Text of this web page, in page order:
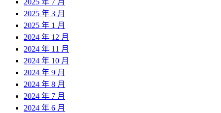
2025 年 7 月
2025 年 3 月
2025 年 1 月
2024 年 12 月
2024 年 11 月
2024 年 10 月
2024 年 9 月
2024 年 8 月
2024 年 7 月
2024 年 6 月